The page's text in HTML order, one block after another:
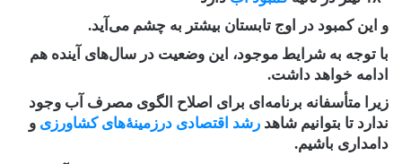
و این کمبود در اوج تابستان بیشتر به چشم می‌آید.
با توجه به شرایط موجود، این وضعیت در سال‌های آینده هم
ادامه خواهد داشت.
زیرا متأسفانه برنامه‌ای برای اصلاح الگوی مصرف آب وجود
ندارد تا بتوانیم شاهد رشد اقتصادی درزمینهٔ‌های کشاورزی و
دامداری باشیم.